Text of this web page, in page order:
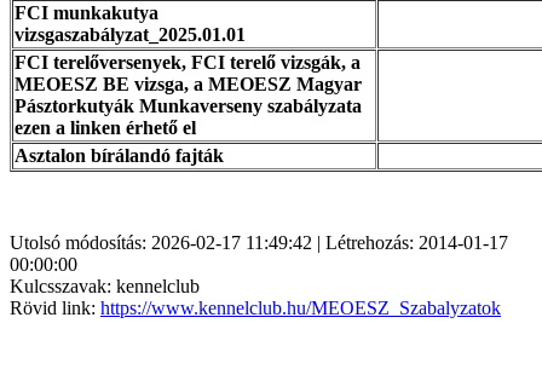
FCI munkakutya
vizsgaszabályzat_2025.01.01
FCI terelőversenyek, FCI terelő vizsgák, a
MEOESZ BE vizsga, a MEOESZ Magyar
Pásztorkutyák Munkaverseny szabályzata
ezen a linken érhető el
Asztalon bírálandó fajták
Utolsó módosítás: 2026-02-17 11:49:42 | Létrehozás: 2014-01-17
00:00:00
Kulcsszavak: kennelclub
Rövid link: https://www.kennelclub.hu/MEOESZ_Szabalyzatok